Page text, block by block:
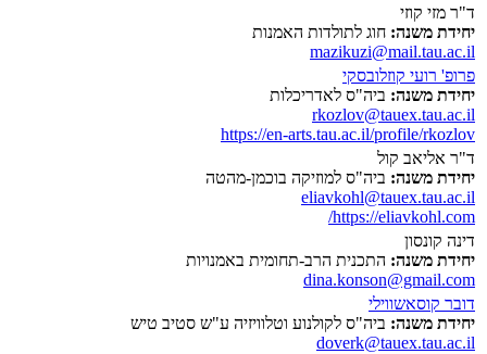
ד"ר מזי קוזי
יחידת משנה: חוג לתולדות האמנות
mazikuzi@mail.tau.ac.il
פרופ' רועי קוזלובסקי
יחידת משנה: ביה"ס לאדריכלות
rkozlov@tauex.tau.ac.il
https://en-arts.tau.ac.il/profile/rkozlov
ד"ר אליאב קול
יחידת משנה: ביה"ס למוזיקה בוכמן-מהטה
eliavkohl@tauex.tau.ac.il
https://eliavkohl.com/
דינה קונסון
יחידת משנה: התכנית הרב-תחומית באמנויות
dina.konson@gmail.com
דובר קוסאשווילי
יחידת משנה: ביה"ס לקולנוע וטלוויזיה ע"ש סטיב טיש
doverk@tauex.tau.ac.il